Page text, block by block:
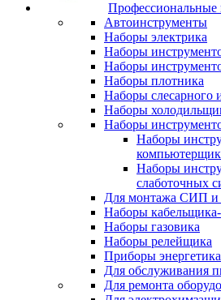
Профессиональные
Автоинструменты
Наборы электрика
Наборы
Наборы
Наборы плотника
Наборы слесарного
Наборы
Наборы
Наборы
Наборы
слаботочных
Для монтажа СИП
Наборы
Наборы газовика
Наборы релейщика
Приборы энергетика
Для обслуживания
Для ремонта